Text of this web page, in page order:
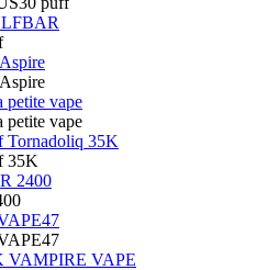
petite vape
petite vape
Tornadoliq 35K
35K
2400
VAMPIRE VAPE